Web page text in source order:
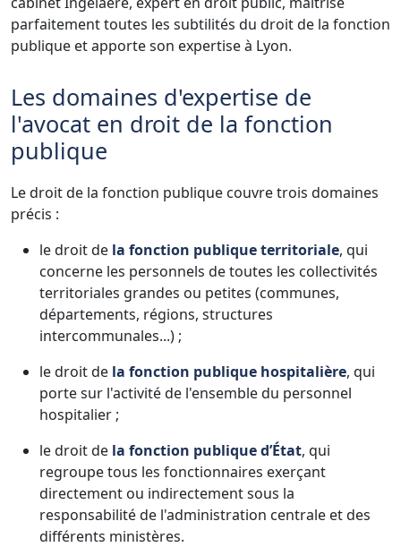
parfaitement toutes les subtilités du droit de la fonction
publique et apporte son expertise à Lyon.
Les domaines d'expertise de
l'avocat en droit de la fonction
publique
Le droit de la fonction publique couvre trois domaines
précis :
le droit de la fonction publique territoriale, qui
concerne les personnels de toutes les collectivités
territoriales grandes ou petites (communes,
départements, régions, structures
intercommunales...) ;
le droit de la fonction publique hospitalière, qui
porte sur l'activité de l'ensemble du personnel
hospitalier ;
le droit de la fonction publique d’État, qui
regroupe tous les fonctionnaires exerçant
directement ou indirectement sous la
responsabilité de l'administration centrale et des
différents ministères.